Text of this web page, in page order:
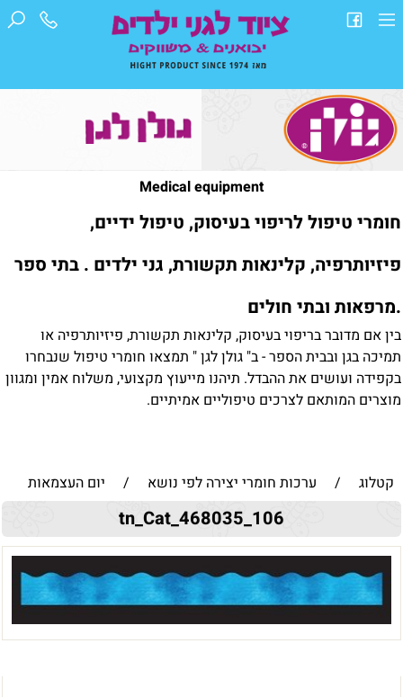
Medical equipment
חומרי טיפול לריפוי בעיסוק, טיפול ידיים,
פיזיותרפיה, קלינאות תקשורת, גני ילדים . בתי ספר
.מרפאות ובתי חולים
בין אם מדובר בריפוי בעיסוק, קלינאות תקשורת, פיזיותרפיה או
תמיכה בגן ובבית הספר - ב" גולן לגן " תמצאו חומרי טיפול שנבחרו
בקפידה ועושים את ההבדל. תיהנו מייעוץ מקצועי, משלוח אמין ומגוון
מוצרים המותאם לצרכים טיפוליים אמיתיים.
קטלוג / ערכות חומרי יצירה לפי נושא / יום העצמאות
tn_Cat_468035_106